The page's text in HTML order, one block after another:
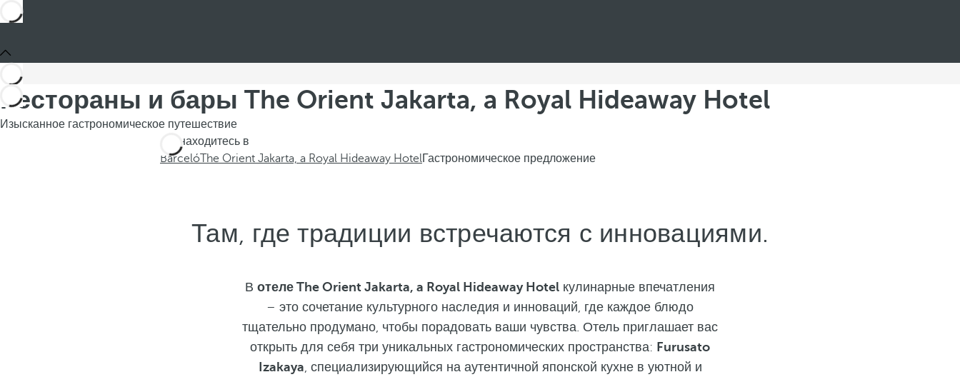
Рестораны и бары The Orient Jakarta, a Royal Hideaway Hotel
Изысканное гастрономическое путешествие
Вы находитесь в
BarcelóThe Orient Jakarta, a Royal Hideaway HotelГастрономическое предложение
Там, где традиции встречаются с инновациями.
В отеле The Orient Jakarta, a Royal Hideaway Hotel кулинарные впечатления
– это сочетание культурного наследия и инноваций, где каждое блюдо
тщательно продумано, чтобы порадовать ваши чувства. Отель приглашает вас
открыть для себя три уникальных гастрономических пространства: Furusato
Izakaya, специализирующийся на аутентичной японской кухне в уютной и